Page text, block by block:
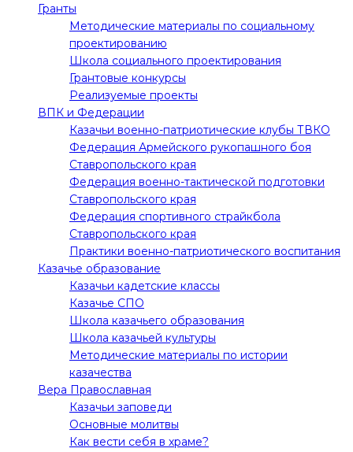
Гранты
Методические материалы по социальному
проектированию
Школа социального проектирования
Грантовые конкурсы
Реализуемые проекты
ВПК и Федерации
Казачьи военно-патриотические клубы ТВКО
Федерация Армейского рукопашного боя
Ставропольского края
Федерация военно-тактической подготовки
Ставропольского края
Федерация спортивного страйкбола
Ставропольского края
Практики военно-патриотического воспитания
Казачье образование
Казачьи кадетские классы
Казачье СПО
Школа казачьего образования
Школа казачьей культуры
Методические материалы по истории
казачества
Вера Православная
Казачьи заповеди
Основные молитвы
Как вести себя в храме?